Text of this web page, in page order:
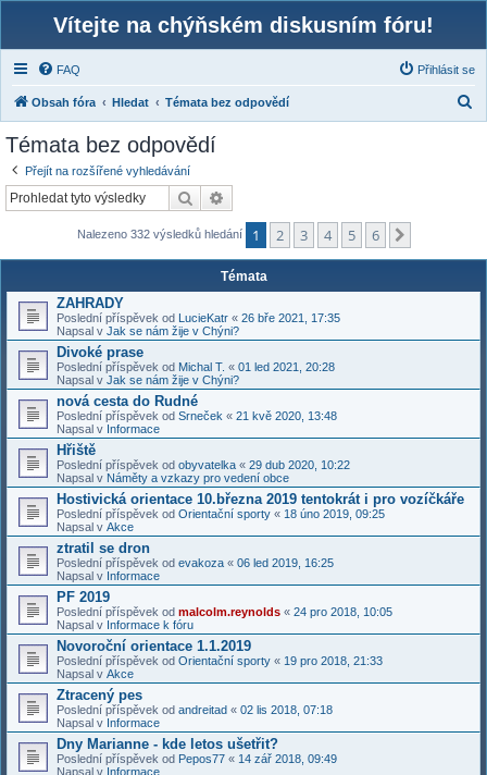
Vítejte na chýňském diskusním fóru!
FAQ Přihlásit se
Obsah fóra Hledat Témata bez odpovědí
Témata bez odpovědí
Přejít na rozšířené vyhledávání
Hledat
Nalezeno 332 výsledků hledání 1 2 3 4 5 6
Témata
ZAHRADY
Poslední příspěvek od LucieKatr « 26 bře 2021, 17:35
Napsal v Jak se nám žije v Chýni?
Divoké prase
Poslední příspěvek od Michal T. « 01 led 2021, 20:28
Napsal v Jak se nám žije v Chýni?
nová cesta do Rudné
Poslední příspěvek od Srneček « 21 kvě 2020, 13:48
Napsal v Informace
Hřiště
Poslední příspěvek od obyvatelka « 29 dub 2020, 10:22
Napsal v Náměty a vzkazy pro vedení obce
Hostivická orientace 10.března 2019 tentokrát i pro vozíčkáře
Poslední příspěvek od Orientační sporty « 18 úno 2019, 09:25
Napsal v Akce
ztratil se dron
Poslední příspěvek od evakoza « 06 led 2019, 16:25
Napsal v Informace
PF 2019
Poslední příspěvek od malcolm.reynolds « 24 pro 2018, 10:05
Napsal v Informace k fóru
Novoroční orientace 1.1.2019
Poslední příspěvek od Orientační sporty « 19 pro 2018, 21:33
Napsal v Akce
Ztracený pes
Poslední příspěvek od andreitad « 02 lis 2018, 07:18
Napsal v Informace
Dny Marianne - kde letos ušetřit?
Poslední příspěvek od Pepos77 « 14 zář 2018, 09:49
Napsal v Informace